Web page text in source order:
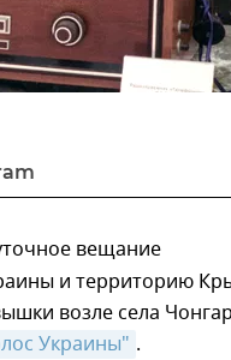
вещание
и территорию
возле села
Украины" .